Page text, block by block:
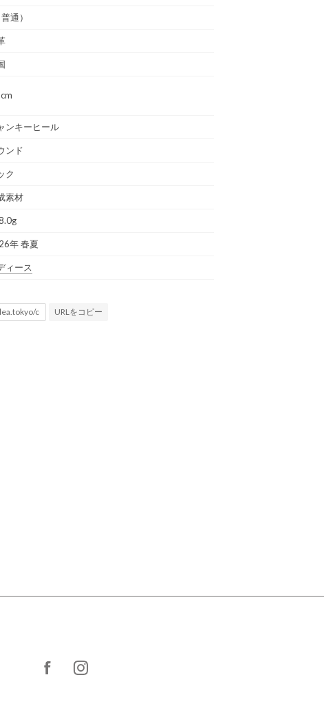
通）
ンキーヒール
ンド
ク
素材
年 春夏
ィース
URLをコピー